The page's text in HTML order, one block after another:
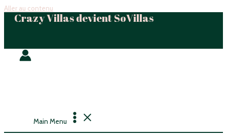
Aller au contenu
Crazy Villas devient SoVillas
Main Menu